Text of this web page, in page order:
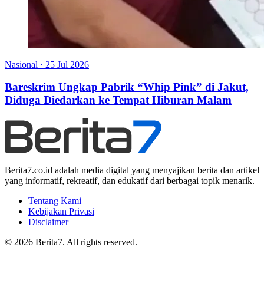
Nasional · 25 Jul 2026
Bareskrim Ungkap Pabrik “Whip Pink” di Jakut,
Diduga Diedarkan ke Tempat Hiburan Malam
Berita7.co.id adalah media digital yang menyajikan berita dan artikel
yang informatif, rekreatif, dan edukatif dari berbagai topik menarik.
Tentang Kami
Kebijakan Privasi
Disclaimer
© 2026 Berita7. All rights reserved.